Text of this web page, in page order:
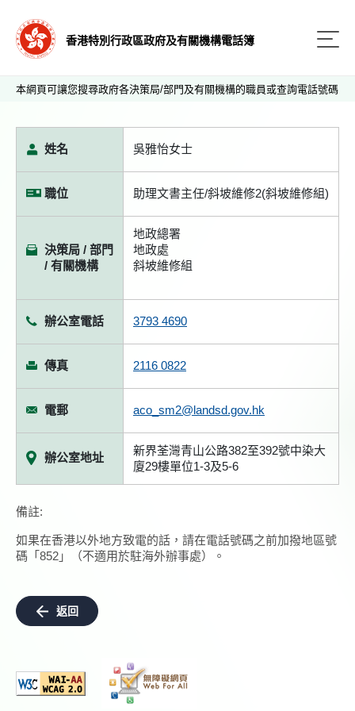
香港特別行政區政府及有關機構電話簿
本網頁可讓您搜尋政府各決策局/部門及有關機構的職員或查詢電話號碼
姓名 吳雅怡女士
職位 助理文書主任/斜坡維修2(斜坡維修組)
決策局 / 部門
/ 有關機構
地政總署
地政處
斜坡維修組
辦公室電話 3793 4690
傳真 2116 0822
電郵 aco_sm2@landsd.gov.hk
辦公室地址
新界荃灣青山公路382至392號中染大
廈29樓單位1-3及5-6
備註:
如果在香港以外地方致電的話，請在電話號碼之前加撥地區號
碼「852」（不適用於駐海外辦事處）。
返回